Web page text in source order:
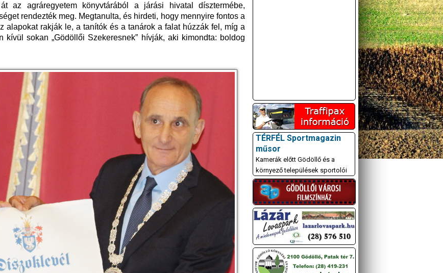
az agráregyetem könyvtárából a járási hivatal dísztermébe,
rendezték meg. Megtanulta, és hirdeti, hogy mennyire fontos a
alapokat rakják le, a tanítók és a tanárok a falat húzzák fel, míg a
kívül sokan „Gödöllői Szekeresnek” hívják, aki kimondta: boldog
TÉRFÉL Sportmagazin
műsor
Kamerák előtt Gödöllő és a
környező települések sportolói